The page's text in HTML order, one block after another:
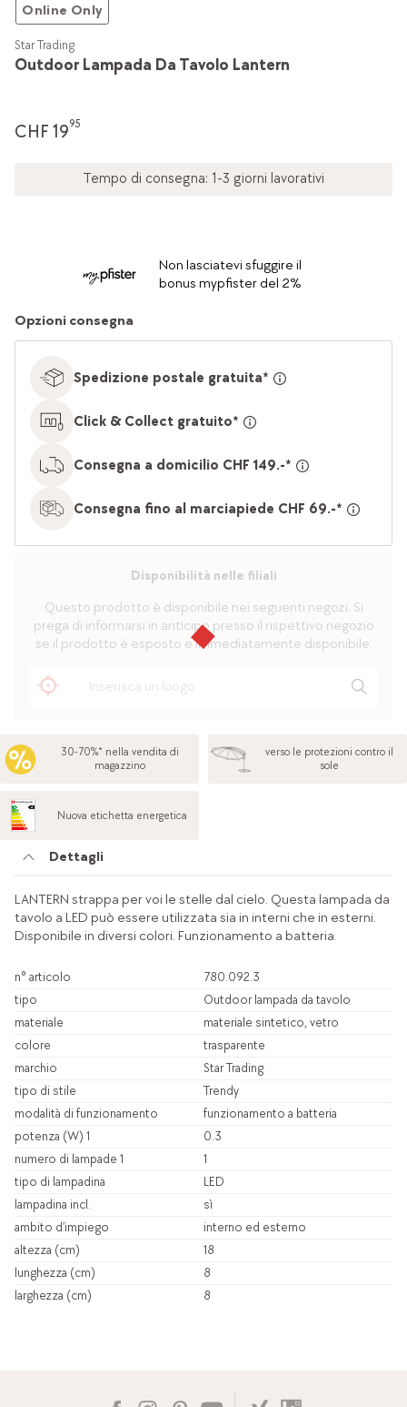
Online Only
Outdoor Lampada Da Tavolo Lantern
Star Trading
CHF 1995
Tempo di consegna: 1-3 giorni lavorativi
Non lasciatevi sfuggire il
bonus mypfister del 2%
Opzioni consegna
Spedizione postale gratuita*
Click & Collect gratuito*
Consegna a domicilio CHF 149.-*
Consegna fino al marciapiede CHF 69.-*
Disponibilità nelle filiali
Questo prodotto è disponibile nei seguenti negozi. Si
prega di informarsi in anticipo presso il rispettivo negozio
se il prodotto è esposto e immediatamente disponibile.
30-70%* nella vendita di
magazzino
verso le protezioni contro il
sole
Nuova etichetta energetica
Dettagli
LANTERN strappa per voi le stelle dal cielo. Questa lampada da
tavolo a LED può essere utilizzata sia in interni che in esterni.
Disponibile in diversi colori. Funzionamento a batteria.
n° articolo
780.092.3
tipo
Outdoor lampada da tavolo
materiale
materiale sintetico, vetro
colore
trasparente
marchio
Star Trading
tipo di stile
Trendy
modalità di funzionamento
funzionamento a batteria
potenza (W) 1
0.3
numero di lampade 1
1
tipo di lampadina
LED
lampadina incl.
sì
ambito d’impiego
interno ed esterno
altezza (cm)
18
lunghezza (cm)
8
larghezza (cm)
8